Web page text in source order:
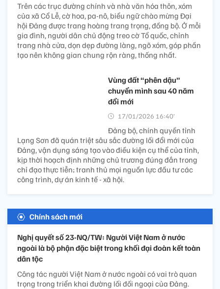
Trên các trục đường chính và nhà văn hóa thôn, xóm
của xã Cổ Lễ, cờ hoa, pa-nô, biểu ngữ chào mừng Đại
hội Đảng được trang hoàng trang trọng, đồng bộ. Ở mỗi
gia đình, người dân chủ động treo cờ Tổ quốc, chỉnh
trang nhà cửa, dọn dẹp đường làng, ngõ xóm, góp phần
tạo nên không gian chung rộn ràng, thống nhất.
Vùng đất “phên dậu”
chuyển mình sau 40 năm
đổi mới
17/01/2026 16:40’
Đảng bộ, chính quyền tỉnh
Lạng Sơn đã quán triệt sâu sắc đường lối đổi mới của
Đảng, vận dụng sáng tạo vào điều kiện cụ thể của tỉnh,
kịp thời hoạch định những chủ trương đúng đắn trong
chỉ đạo thực tiễn; tranh thủ mọi nguồn lực đầu tư các
công trình, dự án kinh tế - xã hội.
Chính sách mới
Nghị quyết số 23-NQ/TW: Người Việt Nam ở nước
ngoài là bộ phận đặc biệt trong khối đại đoàn kết toàn
dân tộc
Công tác người Việt Nam ở nước ngoài có vai trò quan
trọng trong triển khai đường lối đối ngoại của Đảng.